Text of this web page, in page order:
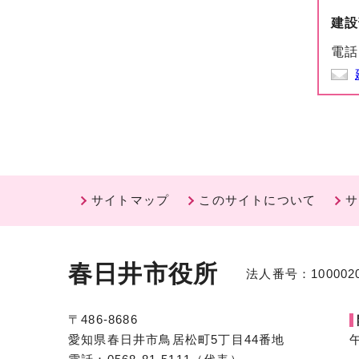
建
電
サイトマップ このサイトについて
春日井市役所 法人番号：
〒486-8686
愛知県春日井市鳥居松町5丁目44番地